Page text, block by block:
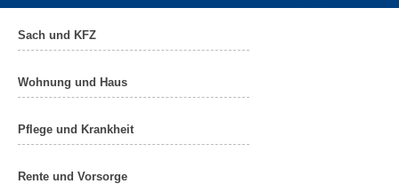
Sach und KFZ
Wohnung und Haus
Pflege und Krankheit
Rente und Vorsorge